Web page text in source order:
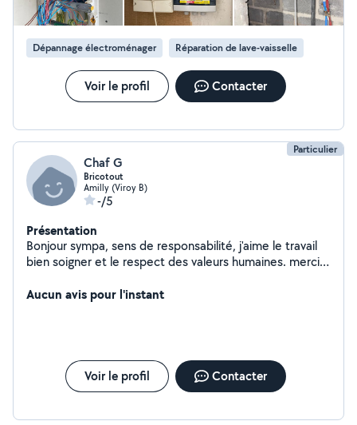
Dépannage électroménager Réparation de lave-vaisselle
Voir le profil Contacter
Particulier
Chaf G
Bricotout
Amilly (Viroy B)
-/5
Présentation
Bonjour sympa, sens de responsabilité, j'aime le travail
bien soigner et le respect des valeurs humaines. merci
Aucun avis pour l'instant
Voir le profil Contacter